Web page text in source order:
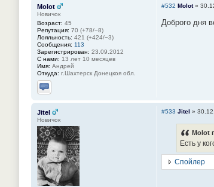
Molot
Новичок
Возраст: 45
Репутация: 70 (+78/−8)
Лояльность: 421 (+424/−3)
Сообщения: 113
Зарегистрирован: 23.09.2012
С нами: 13 лет 10 месяцев
Имя: Андрей
Откуда: г.Шахтерск Донецкоя обл.
Отправить личное сообщение
#532 Molot»
Доброго дня
Jitel
Новичок
#533 Jitel »
Molot
Есть у
Спойлер